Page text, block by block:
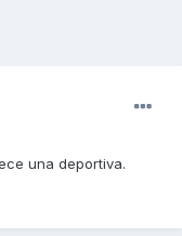
una deportiva.